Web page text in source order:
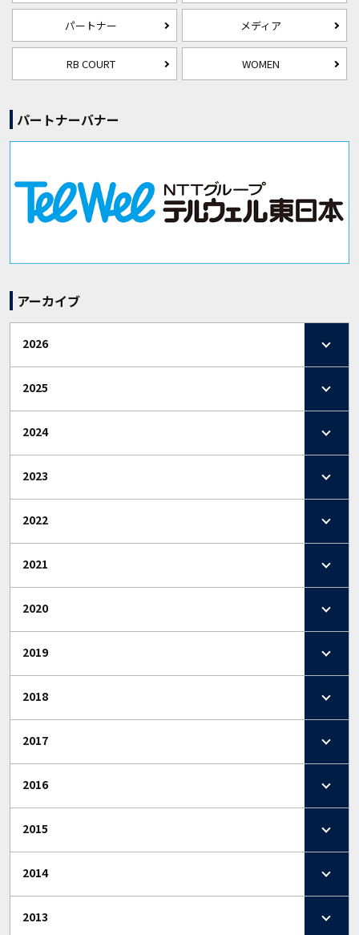
パートナー メディア
RB COURT WOMEN
パートナーバナー
アーカイブ
2026
2025
2024
2023
2022
2021
2020
2019
2018
2017
2016
2015
2014
2013